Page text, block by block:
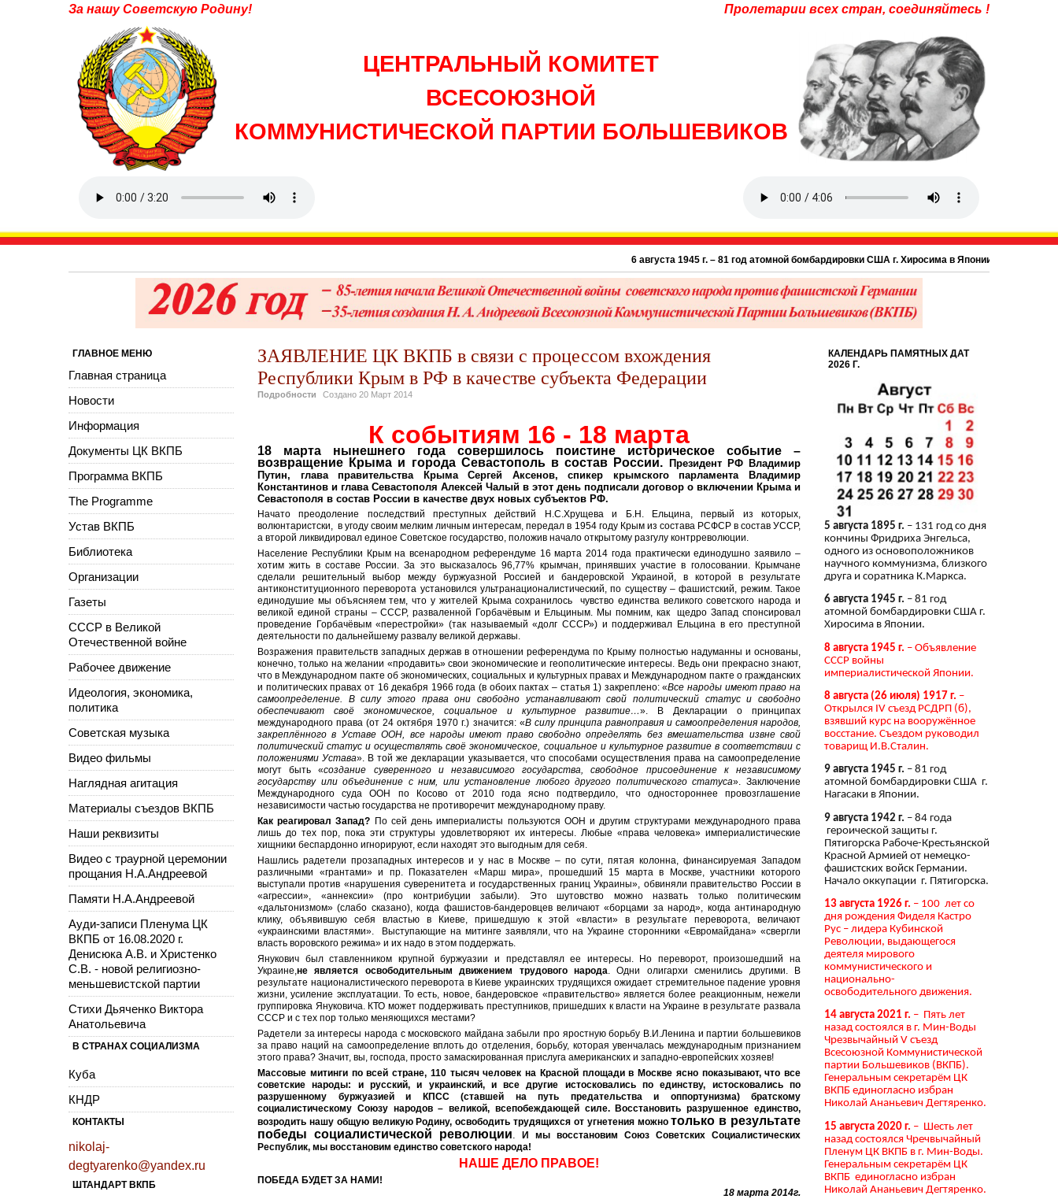
За нашу Советскую Родину! Пролетарии всех стран, соединяйтесь !
ЦЕНТРАЛЬНЫЙ КОМИТЕТ
ВСЕСОЮЗНОЙ
КОММУНИСТИЧЕСКОЙ ПАРТИИ БОЛЬШЕВИКОВ
6 августа 1945 г. – 81 год атомной бомбардировки США г. Хиросима в Японии.
ЗАЯВЛЕНИЕ ЦК ВКПБ в связи с процессом вхождения
Республики Крым в РФ в качестве субъекта Федерации
Подробности Создано 20 Март 2014
К событиям 16 - 18 марта
18 марта нынешнего года совершилось поистине историческое событие –
возвращение Крыма и города Севастополь в состав России. Президент РФ Владимир
Путин, глава правительства Крыма Сергей Аксенов, спикер крымского парламента Владимир
Константинов и глава Севастополя Алексей Чалый в этот день подписали договор о включении Крыма и
Севастополя в состав России в качестве двух новых субъектов РФ.
Начато преодоление последствий преступных действий Н.С.Хрущева и Б.Н. Ельцина, первый из которых,
волюнтаристски, в угоду своим мелким личным интересам, передал в 1954 году Крым из состава РСФСР в состав УССР,
а второй ликвидировал единое Советское государство, положив начало открытому разгулу контрреволюции.
Население Республики Крым на всенародном референдуме 16 марта 2014 года практически единодушно заявило –
хотим жить в составе России. За это высказалось 96,77% крымчан, принявших участие в голосовании. Крымчане
сделали решительный выбор между буржуазной Россией и бандеровской Украиной, в которой в результате
антиконституционного переворота установился ультранационалистический, по существу – фашистский, режим. Такое
единодушие мы объясняем тем, что у жителей Крыма сохранилось чувство единства великого советского народа и
великой единой страны – СССР, разваленной Горбачёвым и Ельциным. Мы помним, как щедро Запад спонсировал
проведение Горбачёвым «перестройки» (так называемый «долг СССР») и поддерживал Ельцина в его преступной
деятельности по дальнейшему развалу великой державы.
Возражения правительств западных держав в отношении референдума по Крыму полностью надуманны и основаны,
конечно, только на желании «продавить» свои экономические и геополитические интересы. Ведь они прекрасно знают,
что в Международном пакте об экономических, социальных и культурных правах и Международном пакте о гражданских
и политических правах от 16 декабря 1966 года (в обоих пактах – статья 1) закреплено: «Все народы имеют право на
самоопределение. В силу этого права они свободно устанавливают свой политический статус и свободно
обеспечивают своё экономическое, социальное и культурное развитие…». В Декларации о принципах
международного права (от 24 октября 1970 г.) значится: «В силу принципа равноправия и самоопределения народов,
закреплённого в Уставе ООН, все народы имеют право свободно определять без вмешательства извне свой
политический статус и осуществлять своё экономическое, социальное и культурное развитие в соответствии с
положениями Устава». В той же декларации указывается, что способами осуществления права на самоопределение
могут быть «создание суверенного и независимого государства, свободное присоединение к независимому
государству или объединение с ним, или установление любого другого политического статуса». Заключение
Международного суда ООН по Косово от 2010 года ясно подтвердило, что одностороннее провозглашение
независимости частью государства не противоречит международному праву.
Как реагировал Запад? По сей день империалисты пользуются ООН и другим структурами международного права
лишь до тех пор, пока эти структуры удовлетворяют их интересы. Любые «права человека» империалистические
хищники беспардонно игнорируют, если находят это выгодным для себя.
Нашлись радетели прозападных интересов и у нас в Москве – по сути, пятая колонна, финансируемая Западом
различными «грантами» и пр. Показателен «Марш мира», прошедший 15 марта в Москве, участники которого
выступали против «нарушения суверенитета и государственных границ Украины», обвиняли правительство России в
«агрессии», «аннексии» (про контрибуции забыли). Это шутовство можно назвать только политическим
«дальтонизмом» (слабо сказано), когда фашистов-бандеровцев величают «борцами за народ», когда антинародную
клику, объявившую себя властью в Киеве, пришедшую к этой «власти» в результате переворота, величают
«украинскими властями». Выступающие на митинге заявляли, что на Украине сторонники «Евромайдана» «свергли
власть воровского режима» и их надо в этом поддержать.
Янукович был ставленником крупной буржуазии и представлял ее интересы. Но переворот, произошедший на
Украине,не является освободительным движением трудового народа. Одни олигархи сменились другими. В
результате националистического переворота в Киеве украинских трудящихся ожидает стремительное падение уровня
жизни, усиление эксплуатации. То есть, новое, бандеровское «правительство» является более реакционным, нежели
группировка Януковича. КТО может поддерживать преступников, пришедших к власти на Украине в результате развала
СССР и с тех пор только меняющихся местами?
Радетели за интересы народа с московского майдана забыли про яростную борьбу В.И.Ленина и партии большевиков
за право наций на самоопределение вплоть до отделения, борьбу, которая увенчалась международным признанием
этого права? Значит, вы, господа, просто замаскированная прислуга американских и западно-европейских хозяев!
Массовые митинги по всей стране, 110 тысяч человек на Красной площади в Москве ясно показывают, что все
советские народы: и русский, и украинский, и все другие истосковались по единству, истосковались по
разрушенному буржуазией и КПСС (ставшей на путь предательства и оппортунизма) братскому
социалистическому Союзу народов – великой, всепобеждающей силе. Восстановить разрушенное единство,
возродить нашу общую великую Родину, освободить трудящихся от угнетения можнотолько в результате
победы социалистической революции
И мы восстановим Союз Советских Социалистических
Республик, мы восстановим единство советского народа!
НАШЕ ДЕЛО ПРАВОЕ!
ПОБЕДА БУДЕТ ЗА НАМИ!
18 марта 2014г.
ГЛАВНОЕ МЕНЮ
Главная страница
Новости
Информация
Документы ЦК ВКПБ
Программа ВКПБ
The Programme
Устав ВКПБ
Библиотека
Организации
Газеты
СССР в Великой
Отечественной войне
Рабочее движение
Идеология, экономика,
политика
Советская музыка
Видео фильмы
Наглядная агитация
Материалы съездов ВКПБ
Наши реквизиты
Видео с траурной церемонии
прощания Н.А.Андреевой
Памяти Н.А.Андреевой
Ауди-записи Пленума ЦК
ВКПБ от 16.08.2020 г.
Денисюка А.В. и Христенко
С.В. - новой религиозно-
меньшевистской партии
Стихи Дьяченко Виктора
Анатольевича
В СТРАНАХ СОЦИАЛИЗМА
Куба
КНДР
КОНТАКТЫ
nikolaj-
degtyarenko@yandex.ru
ШТАНДАРТ ВКПБ
КАЛЕНДАРЬ ПАМЯТНЫХ ДАТ
2026 Г.
5 августа 1895 г. – 131 год со дня
кончины Фридриха Энгельса,
одного из основоположников
научного коммунизма, близкого
друга и соратника К.Маркса.
6 августа 1945 г. – 81 год
атомной бомбардировки США г.
Хиросима в Японии.
8 августа 1945 г. – Объявление
СССР войны
империалистической Японии.
8 августа (26 июля) 1917 г. –
Открылся IV съезд РСДРП (б),
взявший курс на вооружённое
восстание. Съездом руководил
товарищ И.В.Сталин.
9 августа 1945 г. – 81 год
атомной бомбардировки США г.
Нагасаки в Японии.
9 августа 1942 г. – 84 года
героической защиты г.
Пятигорска Рабоче-Крестьянской
Красной Армией от немецко-
фашистских войск Германии.
Начало оккупации г. Пятигорска.
13 августа 1926 г. – 100 лет со
дня рождения Фиделя Кастро
Рус – лидера Кубинской
Революции, выдающегося
деятеля мирового
коммунистического и
национально-
освободительного движения.
14 августа 2021 г. – Пять лет
назад состоялся в г. Мин-Воды
Чрезвычайный V съезд
Всесоюзной Коммунистической
партии Большевиков (ВКПБ).
Генеральным секретарём ЦК
ВКПБ единогласно избран
Николай Ананьевич Дегтяренко.
15 августа 2020 г. – Шесть лет
назад состоялся Чречвычайный
Пленум ЦК ВКПБ в г. Мин-Воды.
Генеральным секретарём ЦК
ВКПБ единогласно избран
Николай Ананьевич Дегтяренко.